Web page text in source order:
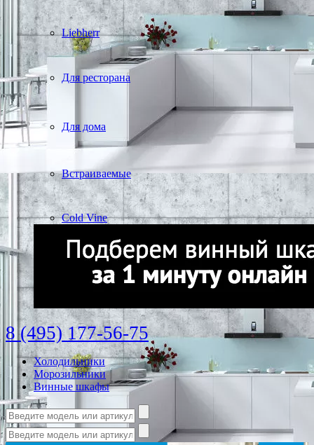
Liebherr
Для ресторана
Для дома
Встраиваемые
Cold Vine
8 (495) 177-56-75
Холодильники
Морозильники
Винные шкафы